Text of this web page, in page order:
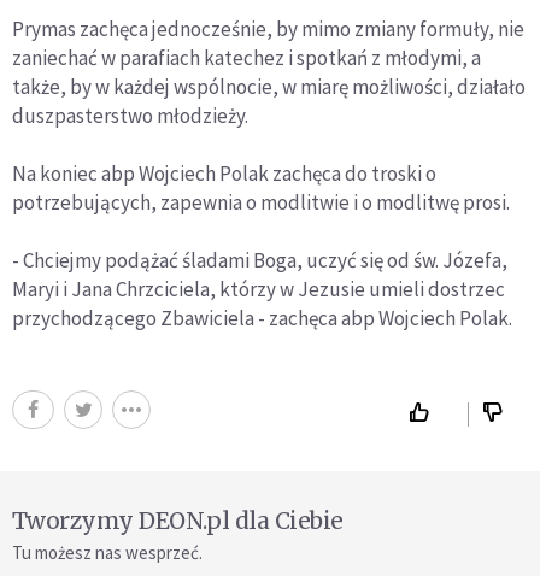
Prymas zachęca jednocześnie, by mimo zmiany formuły, nie
zaniechać w parafiach katechez i spotkań z młodymi, a
także, by w każdej wspólnocie, w miarę możliwości, działało
duszpasterstwo młodzieży.
Na koniec abp Wojciech Polak zachęca do troski o
potrzebujących, zapewnia o modlitwie i o modlitwę prosi.
- Chciejmy podążać śladami Boga, uczyć się od św. Józefa,
Maryi i Jana Chrzciciela, którzy w Jezusie umieli dostrzec
przychodzącego Zbawiciela - zachęca abp Wojciech Polak.
Tworzymy DEON.pl dla Ciebie
Tu możesz nas wesprzeć.